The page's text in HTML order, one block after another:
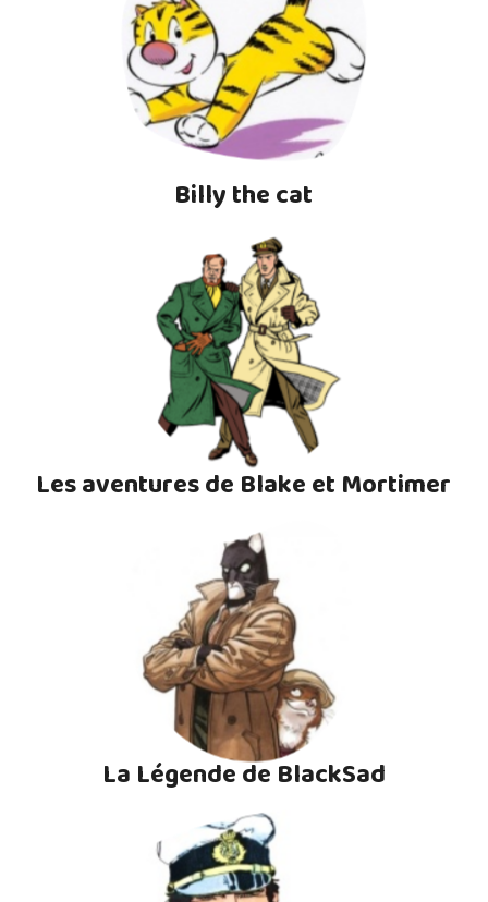
Billy the cat
Les aventures de Blake et Mortimer
La Légende de BlackSad